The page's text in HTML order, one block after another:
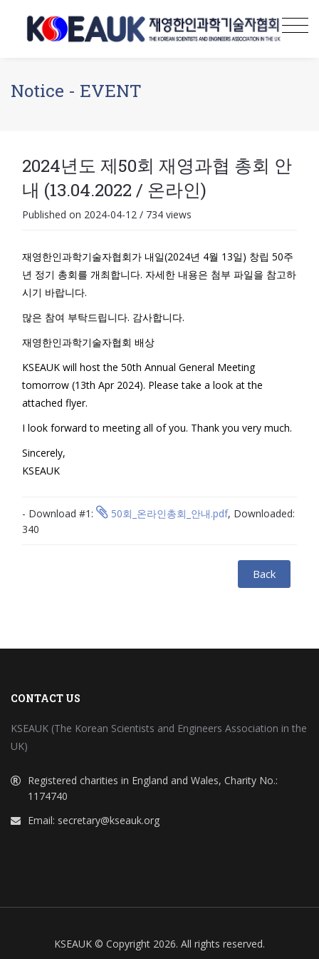
Notice - EVENT
2024년도 제50회 재영과협 총회 안
내 (13.04.2022 / 온라인)
Published on 2024-04-12 / 734 views
재영한인과학기술자협회가 내일(2024년 4월 13일) 창립 50주
년 정기 총회를 개최합니다. 자세한 내용은 첨부 파일을 참고하
시기 바랍니다.
많은 참여 부탁드립니다. 감사합니다.
재영한인과학기술자협회 배상
KSEAUK will host the 50th Annual General Meeting
tomorrow (13th Apr 2024). Please take a look at the
attached flyer.
I look forward to meeting all of you. Thank you very much.
Sincerely,
KSEAUK
- Download #1: 50회_온라인총회_안내.pdf, Downloaded:
340
Back
CONTACT US
KSEAUK (The Korean Scientists and Engineers Association in the
UK)
Registered charities in England and Wales, Charity No.:
1174740
Email: secretary@kseauk.org
KSEAUK © Copyright 2026. All rights reserved.